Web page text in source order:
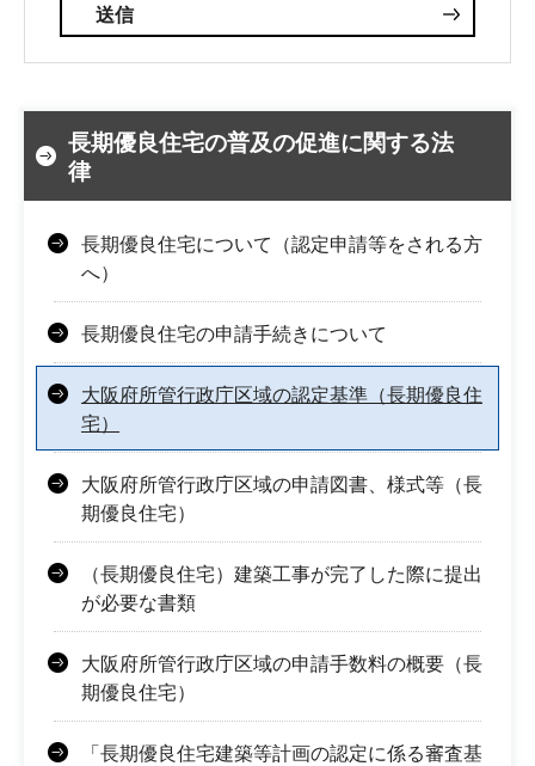
長期優良住宅の普及の促進に関する法
律
長期優良住宅について（認定申請等をされる方
へ）
長期優良住宅の申請手続きについて
大阪府所管行政庁区域の認定基準（長期優良住
宅）
大阪府所管行政庁区域の申請図書、様式等（長
期優良住宅）
（長期優良住宅）建築工事が完了した際に提出
が必要な書類
大阪府所管行政庁区域の申請手数料の概要（長
期優良住宅）
「長期優良住宅建築等計画の認定に係る審査基